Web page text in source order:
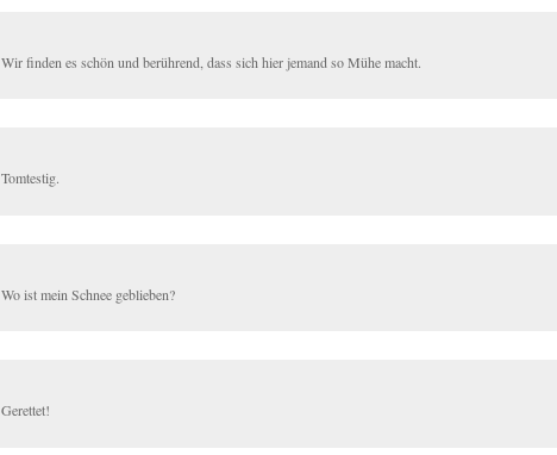
Wir finden es schön und berührend, dass sich hier jemand so Mühe macht.
Tomtestig.
Wo ist mein Schnee geblieben?
Gerettet!